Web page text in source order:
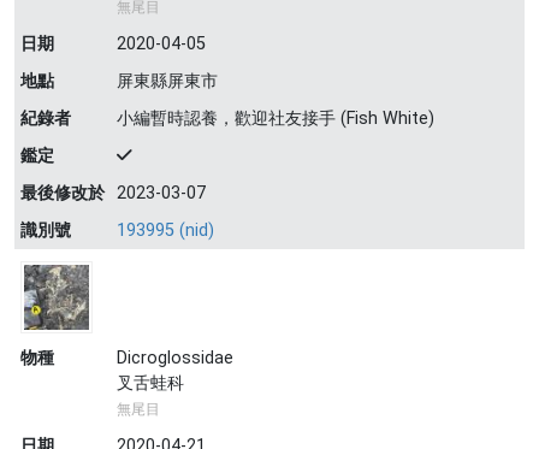
無尾目
日期
2020-04-05
地點
屏東縣屏東市
紀錄者
小編暫時認養，歡迎社友接手 (Fish White)
鑑定
最後修改於 2023-03-07
識別號
193995 (nid)
物種
Dicroglossidae
叉舌蛙科
無尾目